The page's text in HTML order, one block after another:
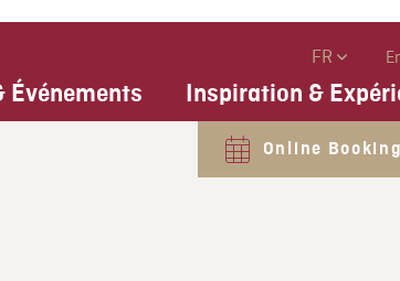
FR
Événements Inspiration &
Online Booking